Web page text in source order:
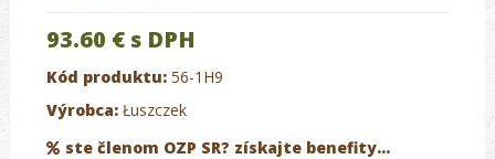
93.60 € s DPH
Kód produktu: 56-1H9
Výrobca: Łuszczek
ste členom OZP SR? získajte benefity...